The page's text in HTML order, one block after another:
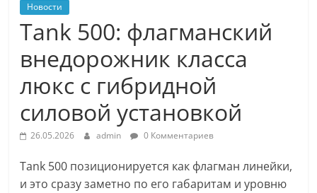
Новости
Tank 500: флагманский
внедорожник класса
люкс с гибридной
силовой установкой
26.05.2026 admin 0 Комментариев
Tank 500 позиционируется как флагман линейки,
и это сразу заметно по его габаритам и уровню